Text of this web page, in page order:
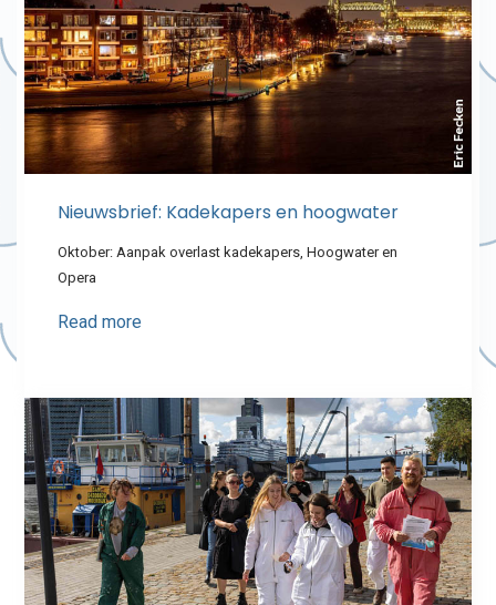
Nieuwsbrief: Kadekapers en hoogwater
Oktober: Aanpak overlast kadekapers, Hoogwater en
Opera
Read more